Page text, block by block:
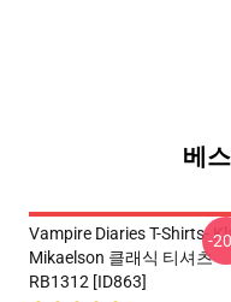
베
Vampire Diaries T-Shirts-
Mikaelson 클래식 티셔츠
RB1312 [ID863]
-